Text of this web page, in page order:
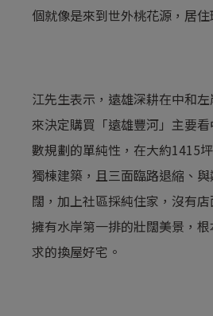
個就像是來到世外桃花源，居住
江先生表示，遠雄深耕在中和
來決定購買「遠雄豐河」主要
數規劃的單純性，在大約1415
獨棟建築，且三面臨路退縮、
闊，加上社區採純住家，沒有
擁有水岸第一排的壯闊美景，
求的換屋好宅。